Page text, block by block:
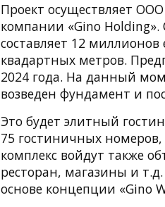
Проект осуществляет
компании «Gino
составляет 12
квадартных метров.
2024 года. На данный
возведен фундамент и
Это будет элитный
75 гостиничных
комплекс войдут также
ресторан, магазины и
основе концепции «Gino